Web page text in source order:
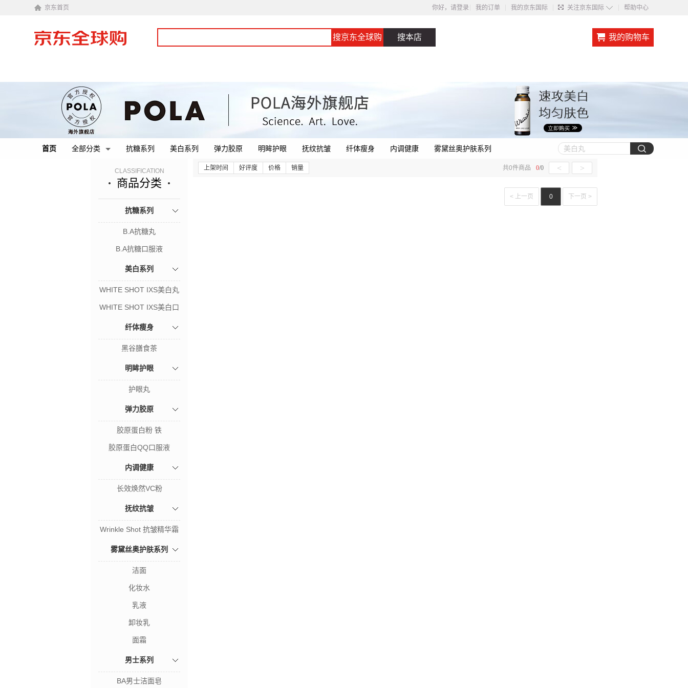
京东首页 你好，请登录 我的订单 我的京东国际 关注京东国际 ◇ 帮助中心
搜京东全球购 搜本店 我的购物车
首页 全部分类 抗糖系列 美白系列 弹力胶原 明眸护眼 抚纹抗皱 纤体瘦身 内调健康 雾黛丝奥护肤系列
CLASSIFICATION
商品分类
抗糖系列
B.A抗糖丸
B.A抗糖口服液
美白系列
WHITE SHOT IXS美白丸
WHITE SHOT IXS美白口
纤体瘦身
黑谷膳食茶
明眸护眼
护眼丸
弹力胶原
胶原蛋白粉 铁
胶原蛋白QQ口服液
内调健康
长效焕然VC粉
抚纹抗皱
Wrinkle Shot 抗皱精华霜
雾黛丝奥护肤系列
洁面
化妆水
乳液
卸妆乳
面霜
男士系列
BA男士洁面皂
上架时间 好评度 价格 销量 0/0 < >
共0件商品
< 上一页 0 下一页 >